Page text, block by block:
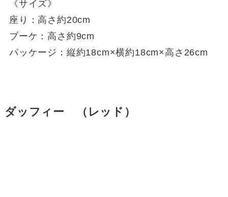
《サイズ》
座り：高さ約20cm
ブーケ：高さ約9cm
パッケージ：縦約18cm×横約18cm×高さ26cm
ダッフィー （レッド）